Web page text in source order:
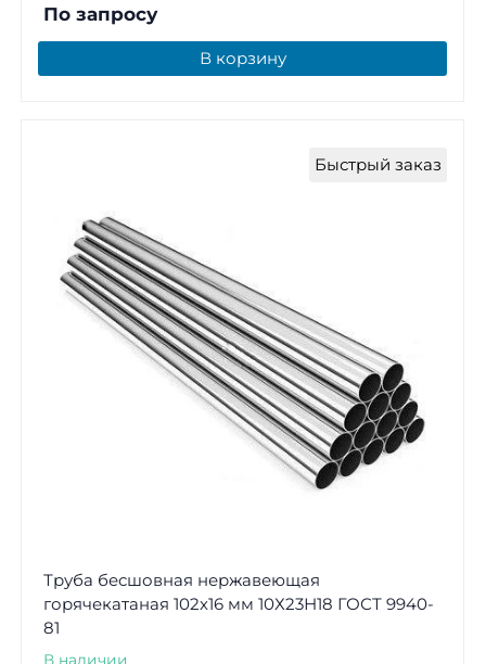
По запросу
В корзину
Быстрый заказ
Труба бесшовная нержавеющая
горячекатаная 102х16 мм 10Х23Н18 ГОСТ 9940-
81
В наличии